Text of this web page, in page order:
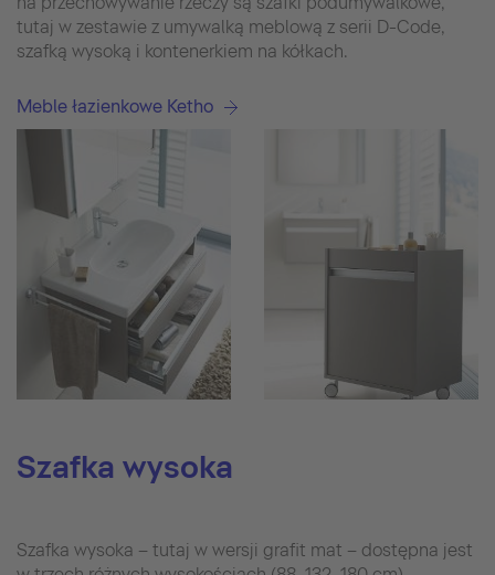
tutaj w zestawie z umywalką meblową z serii D-Code,
szafką wysoką i kontenerkiem na kółkach.
Meble łazienkowe Ketho
Szafka wysoka
Szafka wysoka – tutaj w wersji grafit mat – dostępna jest